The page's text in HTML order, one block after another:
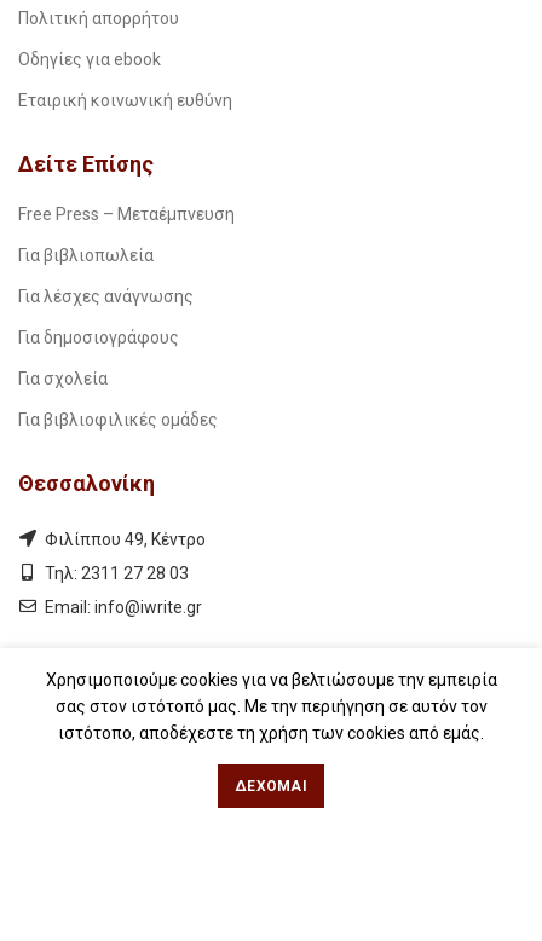
Πολιτική απορρήτου
Οδηγίες για ebook
Εταιρική κοινωνική ευθύνη
Δείτε Επίσης
Free Press – Μεταέμπνευση
Για βιβλιοπωλεία
Για λέσχες ανάγνωσης
Για δημοσιογράφους
Για σχολεία
Για βιβλιοφιλικές ομάδες
Θεσσαλονίκη
Φιλίππου 49, Κέντρο
Τηλ: 2311 27 28 03
Εmail: info@iwrite.gr
Αθήνα
Κωλέττη 15 & Εμ. Μπενάκη, Εξάρχεια
Χρησιμοποιούμε cookies για να βελτιώσουμε την εμπειρία
σας στον ιστότοπό μας. Με την περιήγηση σε αυτόν τον
ιστότοπο, αποδέχεστε τη χρήση των cookies από εμάς.
ΔΈΧΟΜΑΙ